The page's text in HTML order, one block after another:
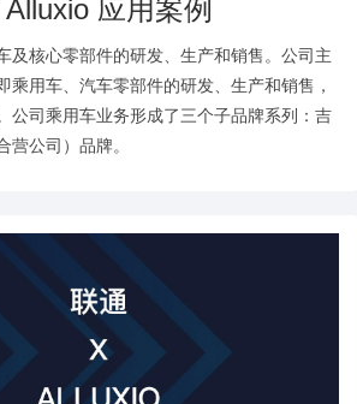
应用案例
及核心零部件的研发、生产和销售。公司主
乘用车、汽车零部件的研发、生产和销售，
公司乘用车业务形成了三个子品牌系列：吉
营公司）品牌。